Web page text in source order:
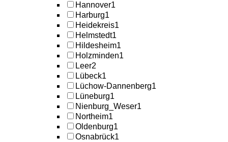
Hannover1
Harburg1
Heidekreis1
Helmstedt1
Hildesheim1
Holzminden1
Leer2
Lübeck1
Lüchow-Dannenberg1
Lüneburg1
Nienburg_Weser1
Northeim1
Oldenburg1
Osnabrück1